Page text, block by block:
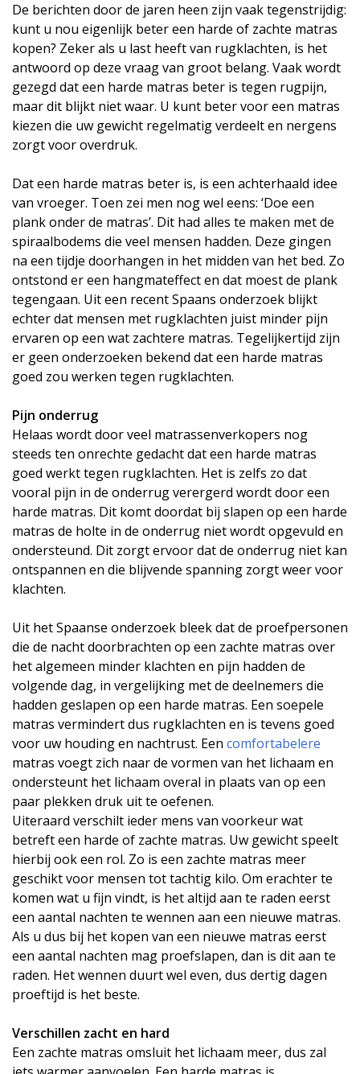
De berichten door de jaren heen zijn vaak tegenstrijdig:
kunt u nou eigenlijk beter een harde of zachte matras
kopen? Zeker als u last heeft van rugklachten, is het
antwoord op deze vraag van groot belang. Vaak wordt
gezegd dat een harde matras beter is tegen rugpijn,
maar dit blijkt niet waar. U kunt beter voor een matras
kiezen die uw gewicht regelmatig verdeelt en nergens
zorgt voor overdruk.
Dat een harde matras beter is, is een achterhaald idee
van vroeger. Toen zei men nog wel eens: ‘Doe een
plank onder de matras’. Dit had alles te maken met de
spiraalbodems die veel mensen hadden. Deze gingen
na een tijdje doorhangen in het midden van het bed. Zo
ontstond er een hangmateffect en dat moest de plank
tegengaan. Uit een recent Spaans onderzoek blijkt
echter dat mensen met rugklachten juist minder pijn
ervaren op een wat zachtere matras. Tegelijkertijd zijn
er geen onderzoeken bekend dat een harde matras
goed zou werken tegen rugklachten.
Pijn onderrug
Helaas wordt door veel matrassenverkopers nog
steeds ten onrechte gedacht dat een harde matras
goed werkt tegen rugklachten. Het is zelfs zo dat
vooral pijn in de onderrug verergerd wordt door een
harde matras. Dit komt doordat bij slapen op een harde
matras de holte in de onderrug niet wordt opgevuld en
ondersteund. Dit zorgt ervoor dat de onderrug niet kan
ontspannen en die blijvende spanning zorgt weer voor
klachten.
Uit het Spaanse onderzoek bleek dat de proefpersonen
die de nacht doorbrachten op een zachte matras over
het algemeen minder klachten en pijn hadden de
volgende dag, in vergelijking met de deelnemers die
hadden geslapen op een harde matras. Een soepele
matras vermindert dus rugklachten en is tevens goed
voor uw houding en nachtrust. Een comfortabelere
matras voegt zich naar de vormen van het lichaam en
ondersteunt het lichaam overal in plaats van op een
paar plekken druk uit te oefenen.
Uiteraard verschilt ieder mens van voorkeur wat
betreft een harde of zachte matras. Uw gewicht speelt
hierbij ook een rol. Zo is een zachte matras meer
geschikt voor mensen tot tachtig kilo. Om erachter te
komen wat u fijn vindt, is het altijd aan te raden eerst
een aantal nachten te wennen aan een nieuwe matras.
Als u dus bij het kopen van een nieuwe matras eerst
een aantal nachten mag proefslapen, dan is dit aan te
raden. Het wennen duurt wel even, dus dertig dagen
proeftijd is het beste.
Verschillen zacht en hard
Een zachte matras omsluit het lichaam meer, dus zal